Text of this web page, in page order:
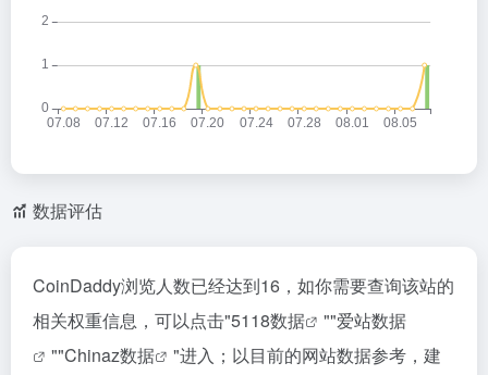
数据评估
CoinDaddy浏览人数已经达到16，如你需要查询该站的
相关权重信息，可以点击"5118数据 ""爱站数据
""Chinaz数据
"进入；以目前的网站数据参考，建